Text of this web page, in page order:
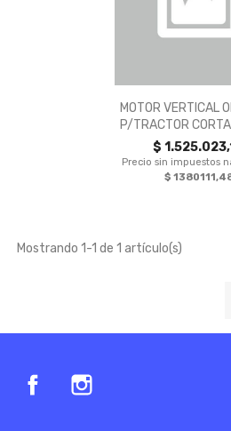
Vista
MOTOR VERTICAL
P/TRACTOR
$
Precio sin impuestos
$
Mostrando 1-1 de 1 artículo(s)
Facebook